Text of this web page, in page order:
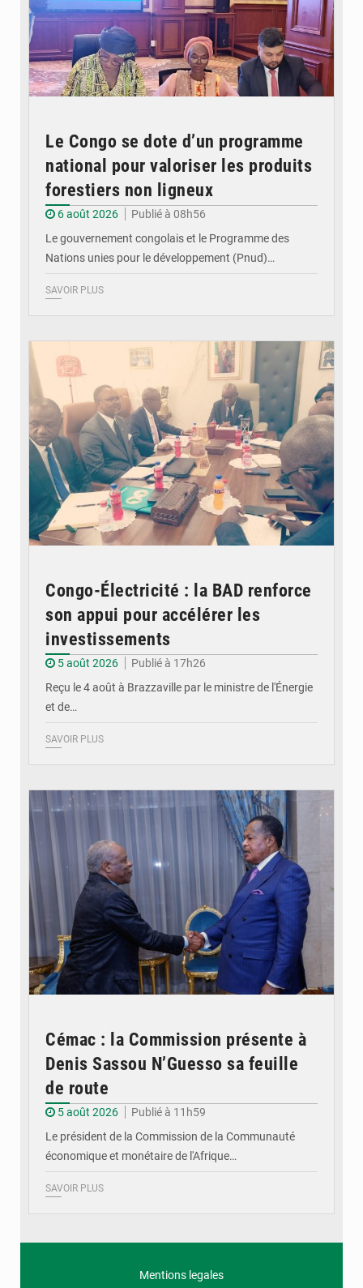
Le Congo se dote d’un programme
national pour valoriser les produits
forestiers non ligneux
6 août 2026
Publié à 08h56
Le gouvernement congolais et le Programme des
Nations unies pour le développement (Pnud)…
SAVOIR PLUS
Congo-Électricité : la BAD renforce
son appui pour accélérer les
investissements
5 août 2026
Publié à 17h26
Reçu le 4 août à Brazzaville par le ministre de l'Énergie
et de…
SAVOIR PLUS
Cémac : la Commission présente à
Denis Sassou N’Guesso sa feuille
de route
5 août 2026
Publié à 11h59
Le président de la Commission de la Communauté
économique et monétaire de l'Afrique…
SAVOIR PLUS
Mentions legales